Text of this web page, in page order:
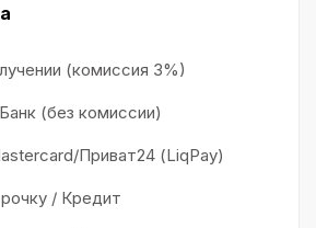
(комиссия 3%)
(без комиссии)
Приват24 (LiqPay)
/ Кредит